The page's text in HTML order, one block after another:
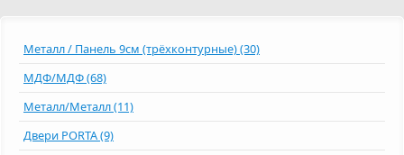
Металл / Панель 9см (трёхконтурные) (30)
МДФ/МДФ (68)
Металл/Металл (11)
Двери PORTA (9)